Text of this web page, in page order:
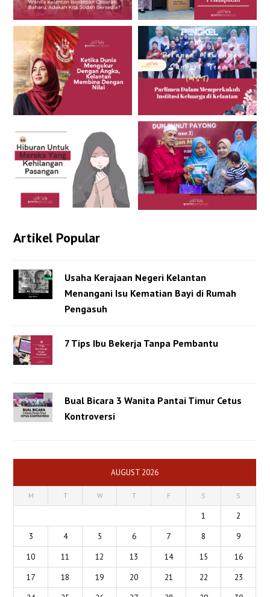
Artikel Popular
Usaha Kerajaan Negeri Kelantan
Menangani Isu Kematian Bayi di Rumah
Pengasuh
7 Tips Ibu Bekerja Tanpa Pembantu
Bual Bicara 3 Wanita Pantai Timur Cetus
Kontroversi
AUGUST 2026
M T W T F S S
1
2
3
4 5 6 7 8
9
10
11 12 13 14 15
16
17
18 19 20 21 22
23